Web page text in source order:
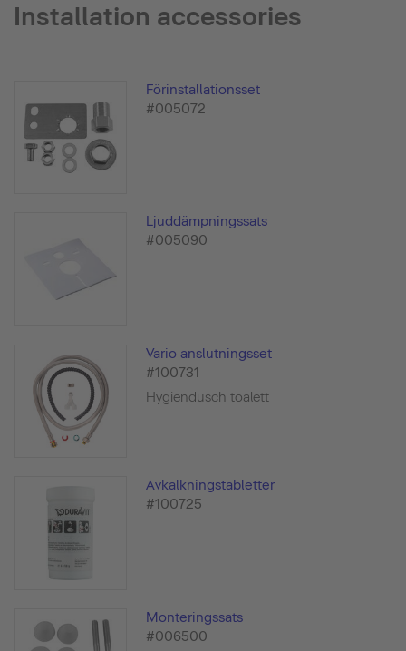
Installation accessories
Förinstallationsset
#005072
Ljuddämpningssats
#005090
Vario anslutningsset
#100731
Hygiendusch toalett
Avkalkningstabletter
#100725
Monteringssats
#006500